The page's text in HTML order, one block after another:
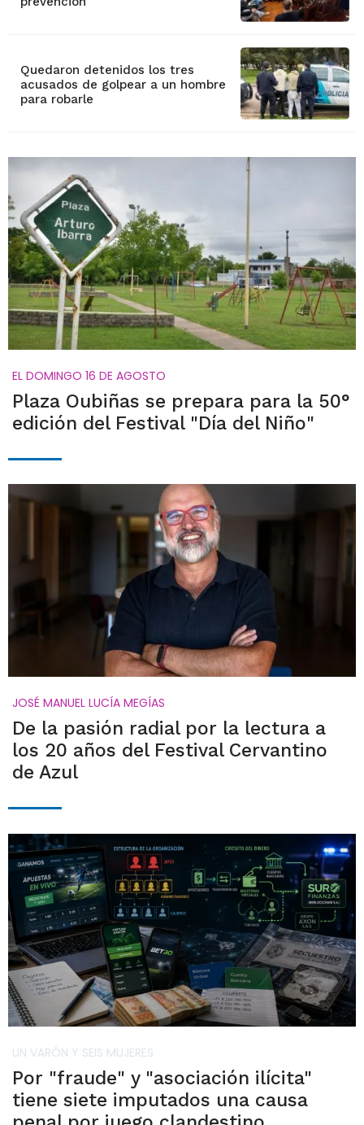
Quedaron detenidos los tres
acusados de golpear a un hombre
para robarle
EL DOMINGO 16 DE AGOSTO
Plaza Oubiñas se prepara para la 50°
edición del Festival "Día del Niño"
JOSÉ MANUEL LUCÍA MEGÍAS
De la pasión radial por la lectura a
los 20 años del Festival Cervantino
de Azul
UN VARÓN Y SEIS MUJERES
Por "fraude" y "asociación ilícita"
tiene siete imputados una causa